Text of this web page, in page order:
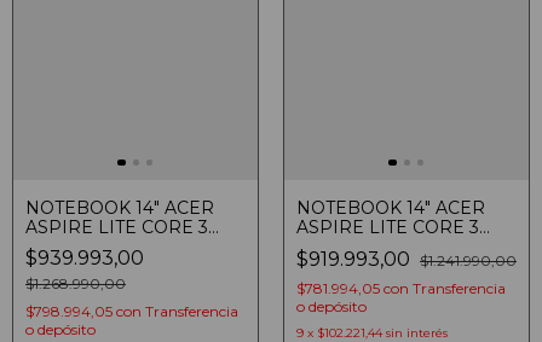
NOTEBOOK 14" ACER
ASPIRE LITE CORE 3
N355 8GB SSD 256GB
WXUGA WIN 11 SILVER
$939.993,00
$1.268.990,00
$798.994,05 con Transferencia
o depósito
NOTEBOOK 14" ACER
ASPIRE LITE CORE 3
N355 8GB SSD 256GB
WXUGA SILVER
$919.993,00 $1.241.990,00
$781.994,05 con Transferencia
o depósito
9 x $102.221,44 sin interés